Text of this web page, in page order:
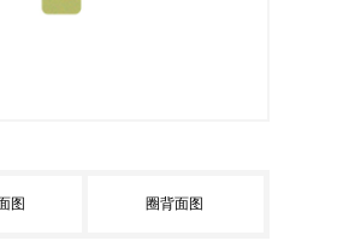
图 圈背面图